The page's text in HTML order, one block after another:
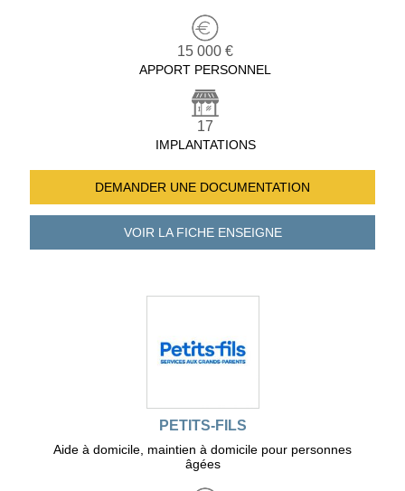
15 000 €
APPORT PERSONNEL
17
IMPLANTATIONS
DEMANDER UNE DOCUMENTATION
VOIR LA FICHEENSEIGNE
PETITS-FILS
Aide à domicile, maintien à domicile pour personnes
âgées